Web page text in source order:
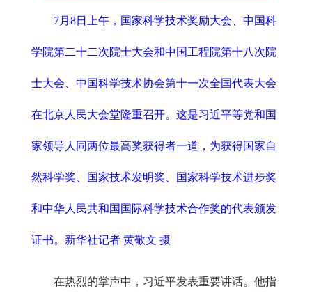
7月8日上午，国家科学技术奖励大会、中国科
学院第二十二次院士大会和中国工程院第十八次院
士大会、中国科学技术协会第十一次全国代表大会
在北京人民大会堂隆重召开。这是习近平等党和国
家领导人同两位最高奖获得者一道，为获得国家自
然科学奖、国家技术发明奖、国家科学技术进步奖
和中华人民共和国国际科学技术合作奖的代表颁发
证书。新华社记者 黄敬文 摄
在热烈的掌声中，习近平发表重要讲话。他指